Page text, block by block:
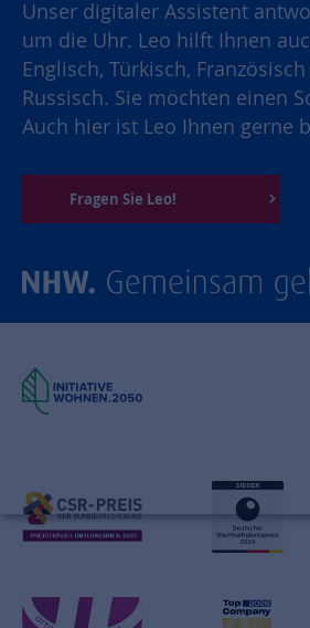
Unser digitaler Assistent
um die Uhr. Leo hilft Ihnen
Englisch, Türkisch,
Russisch. Sie möchten einen
Auch hier ist Leo Ihnen gerne
Fragen Sie Leo!